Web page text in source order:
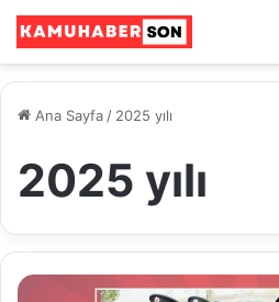
Ana Sayfa / 2025 yılı
2025 yılı